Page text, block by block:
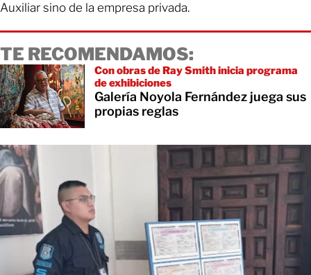
Auxiliar sino de la empresa privada.
TE RECOMENDAMOS:
Con obras de Ray Smith inicia programa
de exhibiciones
Galería Noyola Fernández juega sus
propias reglas